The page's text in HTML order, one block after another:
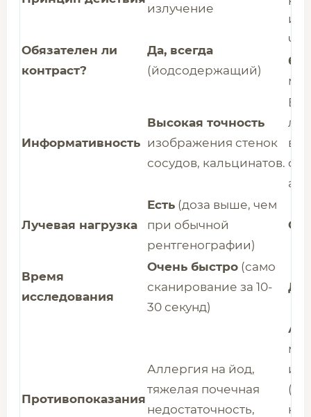
излучение
Обязателен ли
контраст?
Да, всегда
(йодсодержащий)
Информативность
Высокая точность
изображения стенок
сосудов, кальцинатов.
Лучевая нагрузка
Есть (доза выше, чем
при обычной
рентгенографии)
Время
исследования
Очень быстро (само
сканирование за 10-
30 секунд)
Противопоказания
Аллергия на йод,
тяжелая почечная
недостаточность,